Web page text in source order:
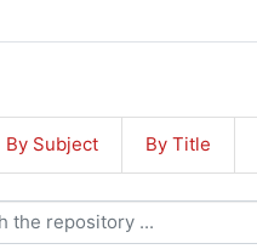
By Subject By Title